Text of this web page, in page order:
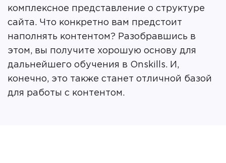
комплексное представление о структуре
сайта. Что конкретно вам предстоит
наполнять контентом? Разобравшись в
этом, вы получите хорошую основу для
дальнейшего обучения в Onskills. И,
конечно, это также станет отличной базой
для работы с контентом.